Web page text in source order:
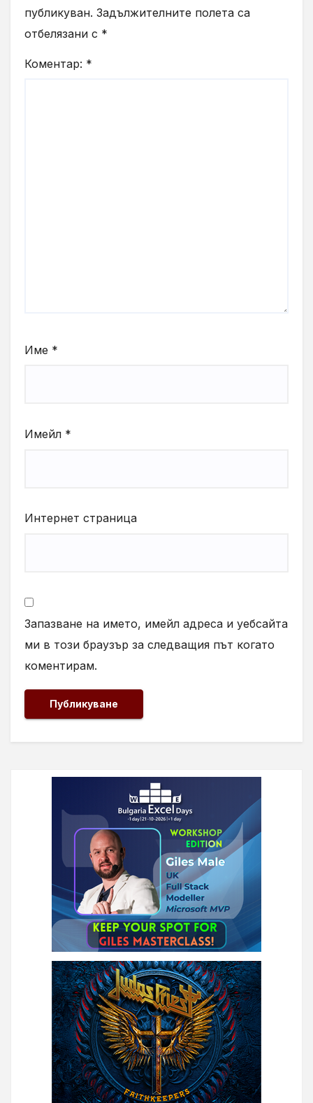
публикуван. Задължителните полета са
отбелязани с *
Коментар: *
Име *
Имейл *
Интернет страница
Запазване на името, имейл адреса и уебсайта
ми в този браузър за следващия път когато
коментирам.